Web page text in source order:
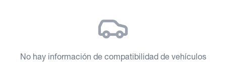
No hay información de compatibilidad de vehículos